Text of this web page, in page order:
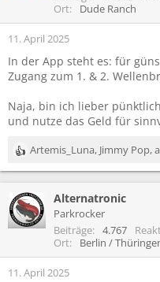
Ort
Dude Ranch
11. April 2025
In der App steht es: für
Zugang zum 1. & 2.
Naja, bin ich lieber
und nutze das Geld für
R
e
k
t
i
n
e
Artemis_Luna, Jimmy Pop,
Alternatronic
Parkrocker
Beiträge
4.767
Ort
Berlin /
11. April 2025